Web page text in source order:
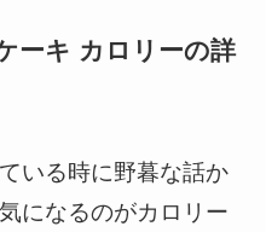
ーキ カロリーの詳
いる時に野暮な話か
になるのがカロリー